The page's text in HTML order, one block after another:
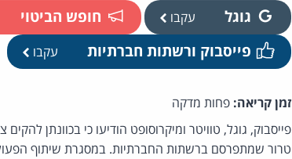
גוגל עקבו חופש הביטוי
פייסבוק ורשתות חברתיות עקבו
זמן קריאה: פחות מדקה
פייסבוק, גוגל, טוויטר ומיקרוסופט הודיעו כי בכוונתן
טרור שמתפרסם ברשתות החברתיות. במסגרת שיתוף